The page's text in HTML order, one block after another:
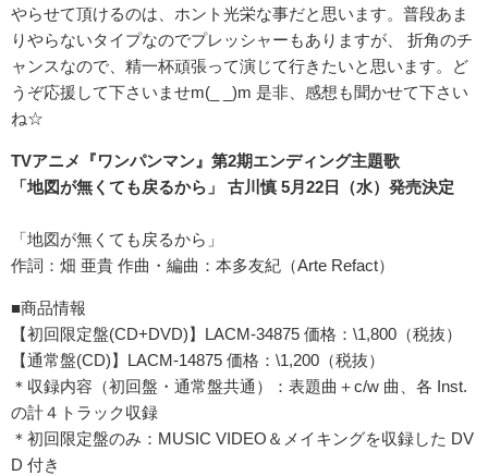
やらせて頂けるのは、ホント光栄な事だと思います。普段あま
りやらないタイプなのでプレッシャーもありますが、 折角のチ
ャンスなので、精一杯頑張って演じて行きたいと思います。ど
うぞ応援して下さいませm(_ _)m 是非、感想も聞かせて下さい
ね☆
TVアニメ『ワンパンマン』第2期エンディング主題歌
「地図が無くても戻るから」 古川慎 5月22日（水）発売決定
「地図が無くても戻るから」
作詞：畑 亜貴 作曲・編曲：本多友紀（Arte Refact）
■商品情報
【初回限定盤(CD+DVD)】LACM-34875 価格：\1,800（税抜）
【通常盤(CD)】LACM-14875 価格：\1,200（税抜）
＊収録内容（初回盤・通常盤共通）：表題曲＋c/w 曲、各 Inst.
の計４トラック収録
＊初回限定盤のみ：MUSIC VIDEO＆メイキングを収録した DV
D 付き